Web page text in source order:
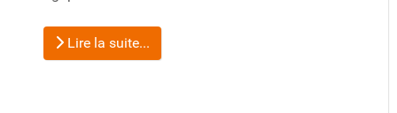
Lire la suite...